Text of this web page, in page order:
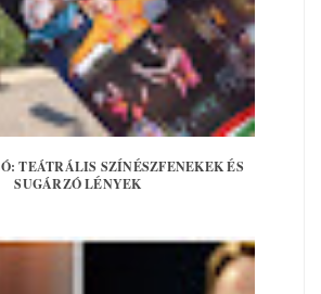
TEÁTRÁLIS SZÍNÉSZFENEKEK ÉS
SUGÁRZÓ LÉNYEK